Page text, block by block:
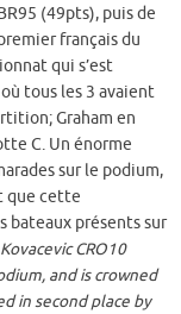
(49pts), puis de
français du
qui s’est
tous les 3 avaient
Graham en
C. Un énorme
sur le podium,
que cette
bateaux présents sur
CRO10
and is crowned
in second place by